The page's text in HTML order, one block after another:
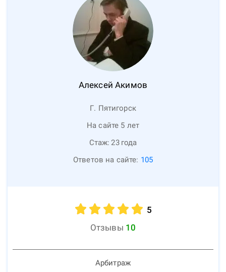
Алексей Акимов
Г. Пятигорск
На сайте 5 лет
Стаж: 23 года
Ответов на сайте: 105
5
Отзывы 10
Арбитраж